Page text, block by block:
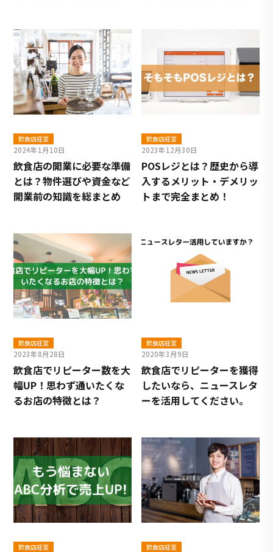
飲食店経営
2024年1月10日
飲食店の開業に必要な準備
とは？物件選びや資金など
開業前の知識を総まとめ
飲食店経営
2023年12月30日
POSレジとは？歴史から導
入するメリット・デメリッ
トまで完全まとめ！
飲食店経営
2023年8月28日
飲食店でリピーター数を大
幅UP！思わず通いたくな
るお店の特徴とは？
飲食店経営
2020年3月9日
飲⾷店でリピーターを獲得
したいなら、ニュースレタ
ーを活⽤してください。
飲食店経営 飲食店経営